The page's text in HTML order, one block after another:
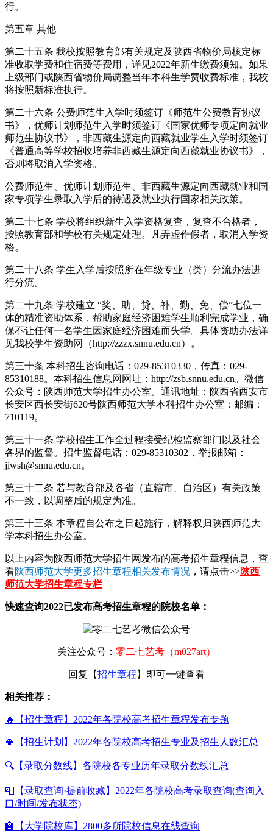
行。
第五章 其他
第二十五条 我校按照教育部有关规定及陕西省物价局核定标
准收取学费和住宿费等费用，详见2022年新生缴费须知。如果
上级部门或陕西省物价局调整当年本科生学费收费标准，我校
将按照新标准执行。
第二十六条 公费师范生入学时须签订《师范生公费教育协议
书》，优师计划师范生入学时须签订《国家优师专项定向就业
师范生协议书》，非西藏生源定向西藏就业学生入学时须签订
《普通高等学校招收培养非西藏生源定向西藏就业协议书》，
否则将取消入学资格。
公费师范生、优师计划师范生、非西藏生源定向西藏就业和国
家专项学生录取入学后的待遇及就业执行国家相关政策。
第二十七条 学校将组织新生入学资格复查，复查不合格者，
按照教育部和学校有关规定处理。凡弄虚作假者，取消入学资
格。
第二十八条 学生入学后按照所在年级专业（类）分流办法进
行分流。
第二十九条 学校建立 “奖、助、贷、补、勤、免、偿”七位一
体的精准资助体系，帮助家庭经济困难学生顺利完成学业，确
保不让任何一名学生因家庭经济困难而失学。具体资助办法详
见我校学生资助网（http://zzzx.snnu.edu.cn）。
第三十条 本科招生咨询电话：029-85310330，传真：029-
85310188。本科招生信息网网址：http://zsb.snnu.edu.cn。微信
公众号：陕西师范大学招生办公室。通讯地址：陕西省西安市
长安区西长安街620号陕西师范大学本科招生办公室；邮编：
710119。
第三十一条 学校招生工作全过程接受纪检监察部门以及社会
各界的监督。招生监督电话：029-85310302，举报邮箱：
jiwsh@snnu.edu.cn。
第三十二条 若与教育部及各省（直辖市、自治区）有关政策
不一致，以调整后的规定为准。
第三十三条 本章程自公布之日起施行，解释权归陕西师范大
学本科招生办公室。
以上内容为陕西师范大学招生网发布的高考招生章程信息，查
看陕西师范大学更多招生章程相关发布情况 ，请点击>>陕西
师范大学招生章程专栏
快速查询2022已发布高考招生章程的院校名单：
关注公众号： 零二七艺考（m027art）
回复【招生章程 】即可一键查看
相关推荐：
🔥【招生章程】2022年各院校高考招生章程发布专题
🍀【招生计划】2022年各院校高考招生专业及招生人数汇总
🔍【录取分数线】各院校各专业历年录取分数线汇总
📮【录取查询·提前收藏】2022年各院校高考录取查询(查询入
口/时间/发布状态)
🏫【大学院校库】2800多所院校信息在线查询